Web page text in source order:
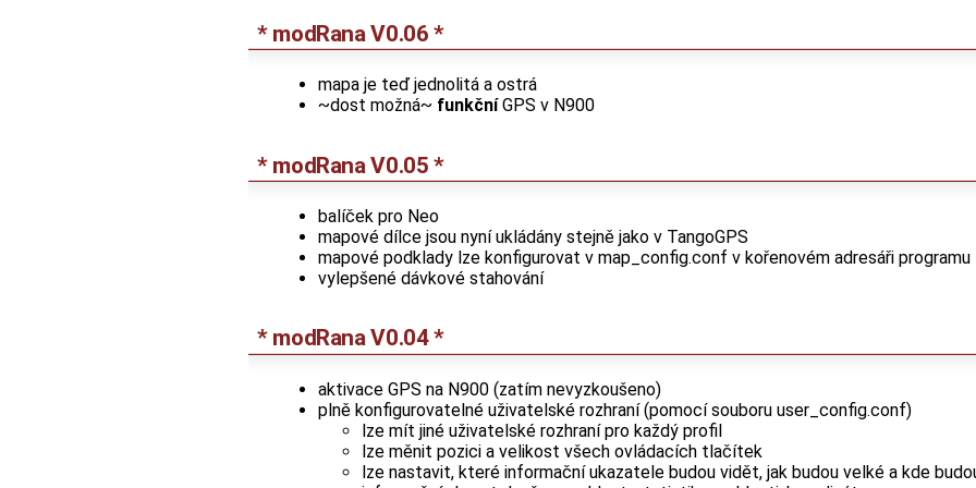
* modRana V0.06 *
mapa je teď jednolitá a ostrá
~dost možná~ funkčníGPS v N900
* modRana V0.05 *
balíček pro Neo
mapové dílce jsou nyní ukládány stejně jako v TangoGPS
mapové podklady lze konfigurovat v map_config.conf v kořenovém adresáři programu
vylepšené dávkové stahování
* modRana V0.04 *
aktivace GPS na N900 (zatím nevyzkoušeno)
plně konfigurovatelné uživatelské rozhraní (pomocí souboru user_config.conf)
lze mít jiné uživatelské rozhraní pro každý profil
lze měnit pozici a velikost všech ovládacích tlačítek
lze nastavit, které informační ukazatele budou vidět, jak budou velké a kde